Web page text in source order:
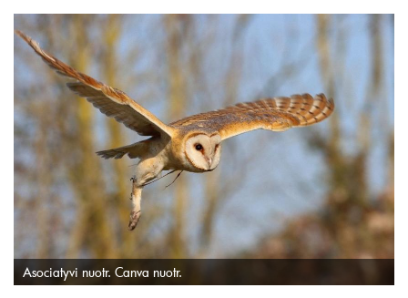
Asociatyvi nuotr. Canva nuotr.